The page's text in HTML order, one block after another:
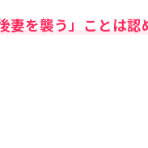
後妻を襲う」ことは